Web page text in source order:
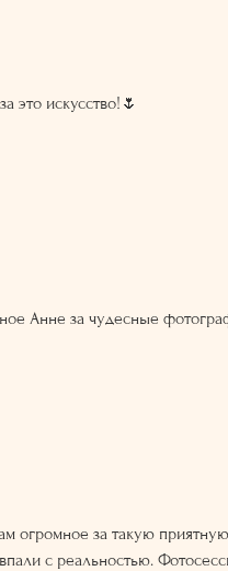
это искусство!🌷
Анне за чудесные
огромное за такую
с реальностью.